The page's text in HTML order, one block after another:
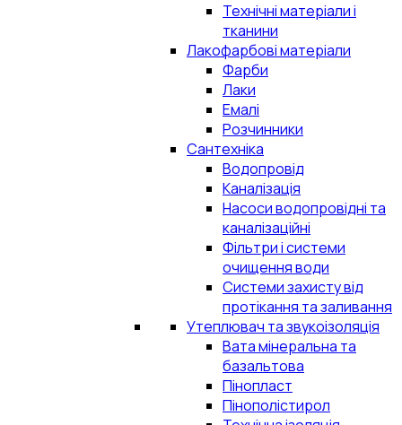
Технічні матеріали і
тканини
Лакофарбові матеріали
Фарби
Лаки
Емалі
Розчинники
Сантехніка
Водопровід
Каналізація
Насоси водопровідні та
каналізаційні
Фільтри і системи
очищення води
Системи захисту від
протікання та заливання
Утеплювач та звукоізоляція
Вата мінеральна та
базальтова
Пінопласт
Пінополістирол